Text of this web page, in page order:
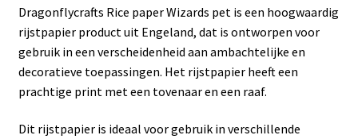
Dragonflycrafts Rice paper Wizards pet is een hoogwaardig
rijstpapier product uit Engeland, dat is ontworpen voor
gebruik in een verscheidenheid aan ambachtelijke en
decoratieve toepassingen. Het rijstpapier heeft een
prachtige print met een tovenaar en een raaf.
Dit rijstpapier is ideaal voor gebruik in verschillende